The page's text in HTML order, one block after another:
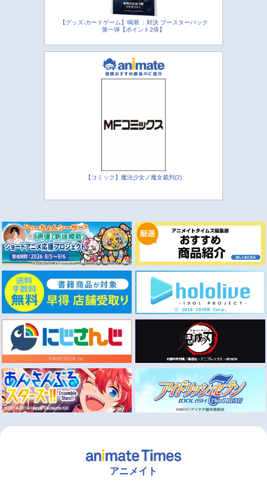
【グッズ-カードゲーム】鳴潮 ：対決 ブースターパック
第一弾【ポイント2倍】
【コミック】魔法少女ノ魔女裁判(2)
アニメイト